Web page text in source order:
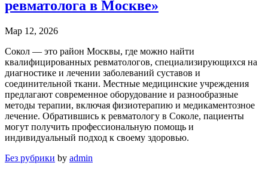
ревматолога в Москве»
Мар 12, 2026
Сокол — это район Москвы, где можно найти
квалифицированных ревматологов, специализирующихся на
диагностике и лечении заболеваний суставов и
соединительной ткани. Местные медицинские учреждения
предлагают современное оборудование и разнообразные
методы терапии, включая физиотерапию и медикаментозное
лечение. Обратившись к ревматологу в Соколе, пациенты
могут получить профессиональную помощь и
индивидуальный подход к своему здоровью.
Без рубрики by admin